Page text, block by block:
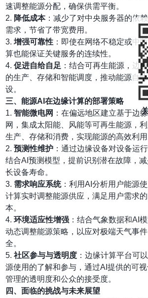
速调整能源分配，确保供需平衡。
2. 降低成本：减少了对中央服务器的依
需求，节省了带宽费用。
3.增强可靠性 ：即使在网络不稳定或中
算也能保证关键服务的连续性。
4.促进自给自足 ：结合可再生能源，边
的生产、存储和智能调度，推动能源自
设。
三、能源AI在边缘计算的部署策略
1.智能微电网 ：在偏远地区建立基于边
网，集成太阳能、风能等可再生能源，
生产、存储和消费，实现能源的高效利用
2.预测性维护 ：通过边缘设备对设备运
结合AI预测模型，提前识别潜在故障，
长设备寿命。
3. 需求响应系统：利用AI分析用户能源
计算实时调整能源供应，满足用户需求
本。
4.环境适应性增强 ：结合气象数据和AI
动态调整能源策略，以应对极端天气事
全。
5.社区参与与透明度 ：边缘计算平台可
源使用的了解和参与，通过AI提供的可
管理的透明度和公众的接受度。
四、面临的挑战与未来展望